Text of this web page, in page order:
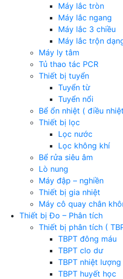
Máy lắc tròn
Máy lắc ngang
Máy lắc 3 chiều
Máy lắc trộn
Máy ly tâm
Tủ thao tác PCR
Thiết bị tuyển
Tuyển từ
Tuyển nổi
Bể ổn nhiệt ( điều
Thiết bị lọc
Lọc nước
Lọc không khí
Bể rửa siêu âm
Lò nung
Máy đập – nghiền
Thiết bị gia nhiệt
Máy cô quay chân
Thiết bị Đo – Phân tích
Thiết bị phân tích (
TBPT đông máu
TBPT clo dư
TBPT nhiệt lượng
TBPT huyết học